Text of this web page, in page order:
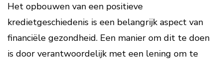
Het opbouwen van een positieve
kredietgeschiedenis is een belangrijk aspect van
financiële gezondheid. Een manier om dit te doen
is door verantwoordelijk met een lening om te